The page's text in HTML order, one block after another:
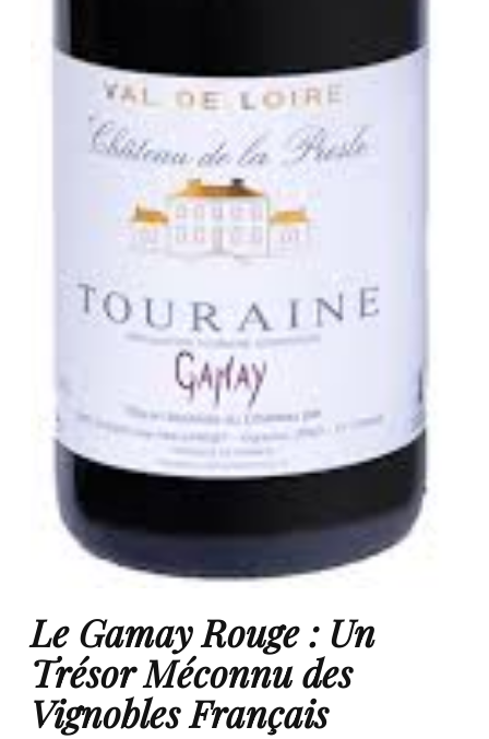
Le Gamay Rouge : Un
Trésor Méconnu des
Vignobles Français